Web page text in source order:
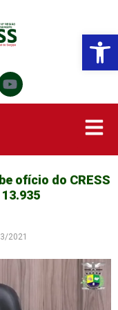
ofício do CRESS
2021